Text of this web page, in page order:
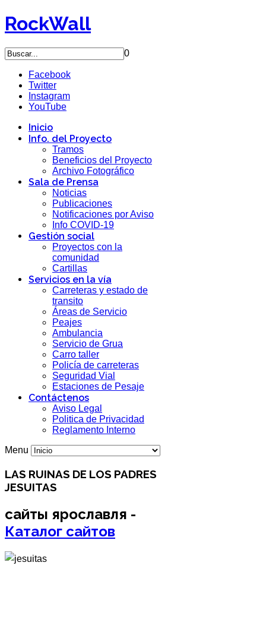
RockWall
0
Facebook
Twitter
Instagram
YouTube
Inicio
Info. del Proyecto
Tramos
Beneficios del Proyecto
Archivo Fotográfico
Sala de Prensa
Noticias
Publicaciones
Notificaciones por Aviso
Info COVID-19
Gestión social
Proyectos con la
comunidad
Cartillas
Servicios en la vía
Carreteras y estado de
transito
Áreas de Servicio
Peajes
Ambulancia
Servicio de Grua
Carro taller
Policía de carreteras
Seguridad Vial
Estaciones de Pesaje
Contáctenos
Aviso Legal
Politica de Privacidad
Reglamento Interno
Menu
LAS RUINAS DE LOS PADRES
JESUITAS
сайты ярославля -
Каталог сайтов